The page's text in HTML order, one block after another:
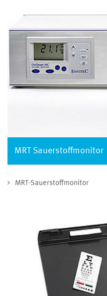
MRT Sauerstoffmonitor
MRT-Sauerstoffmonitor